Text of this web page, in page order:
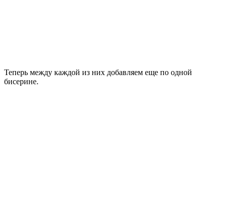
Теперь между каждой из них добавляем еще по одной
бисерине.